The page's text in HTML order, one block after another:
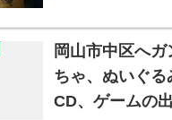
岡山市中区へ
ちゃ、ぬいぐる
CD、ゲームの